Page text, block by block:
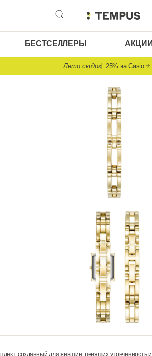
БЕСТСЕЛЛЕРЫ АКЦИИ
Лето скидок−25% на Casio